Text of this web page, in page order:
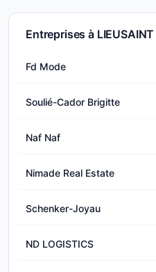
Entreprises à LIEUSAINT
Fd Mode
Soulié-Cador Brigitte
Naf Naf
Nimade Real Estate
Schenker-Joyau
ND LOGISTICS